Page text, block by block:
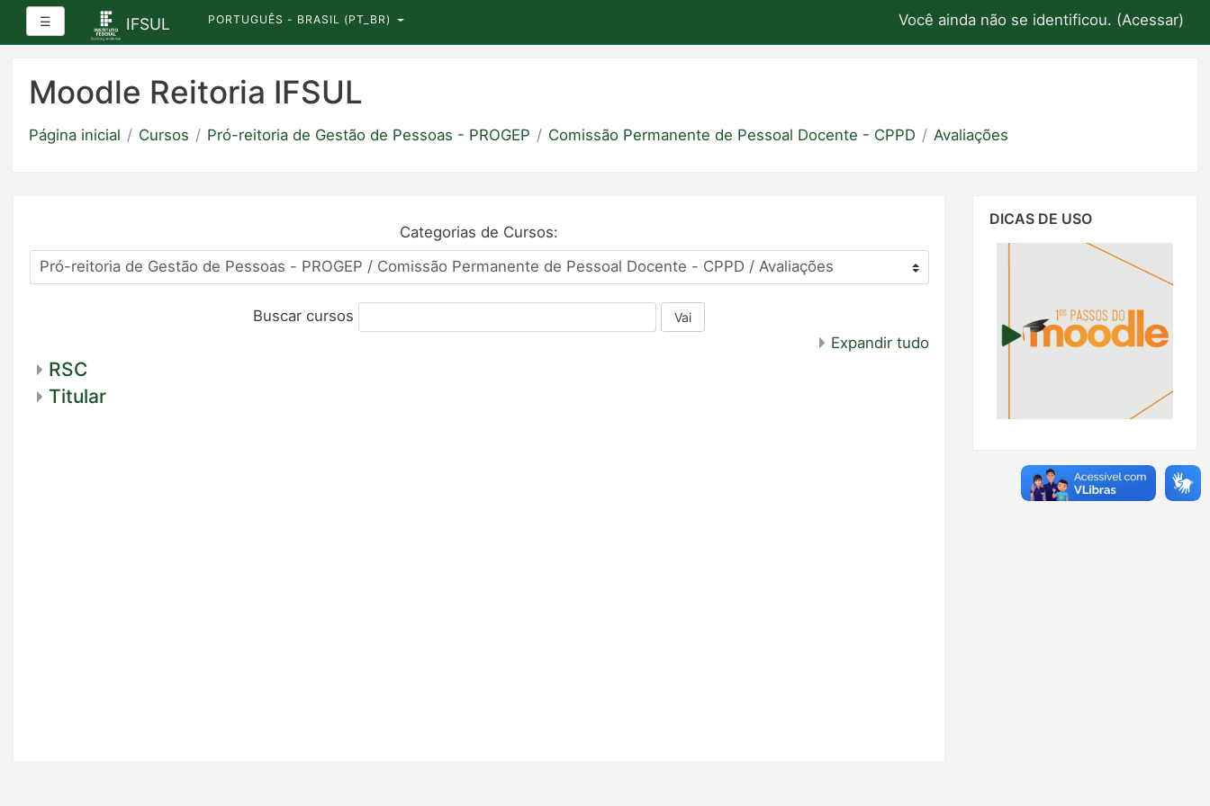
principal
☰ Painel lateral IFSUL Você ainda não se identificou. (Acessar)
PORTUGUÊS - BRASIL ‎(PT_BR)‎
Moodle Reitoria IFSUL
Página inicial Cursos Pró-reitoria de Gestão de Pessoas - PROGEP Comissão Permanente de Pessoal Docente - CPPD Avaliações
Categorias de Cursos:
Buscar cursos Vai
Expandir tudo
RSC
Titular
Dicas
DICAS DE USO